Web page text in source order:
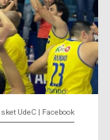
UdeC | Facebook